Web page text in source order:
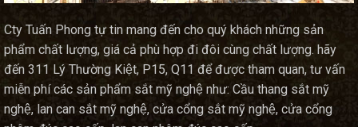
Cty Tuấn Phong tự tin mang đến cho quý khách những sản
phẩm chất lượng, giá cả phù hợp đi đôi cùng chất lượng. hãy
đến 311 Lý Thường Kiệt, P15, Q11 để được tham quan, tư vấn
miễn phí các sản phẩm sắt mỹ nghệ như: Cầu thang sắt mỹ
nghệ, lan can sắt mỹ nghệ, cửa cổng sắt mỹ nghệ, cửa cổng